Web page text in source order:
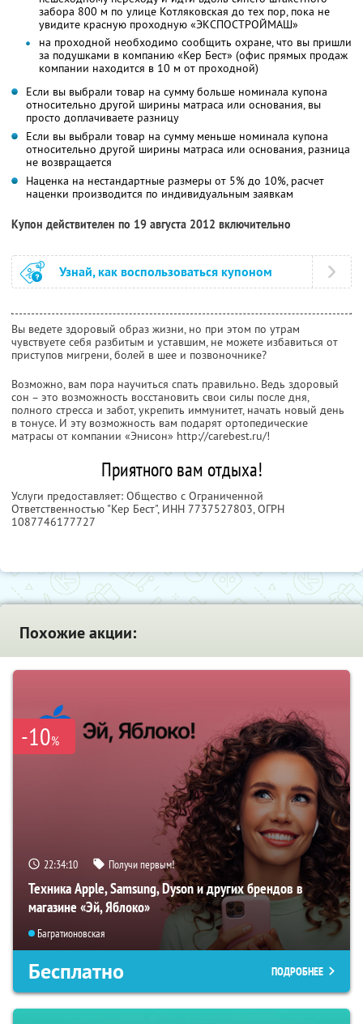
забора 800 м по улице Котляковская до тех пор, пока не
увидите красную проходную «ЭКСПОСТРОЙМАШ»
на проходной необходимо сообщить охране, что вы пришли
за подушками в компанию «Кер Бест» (офис прямых продаж
компании находится в 10 м от проходной)
Если вы выбрали товар на сумму больше номинала купона
относительно другой ширины матраса или основания, вы
просто доплачиваете разницу
Если вы выбрали товар на сумму меньше номинала купона
относительно другой ширины матраса или основания, разница
не возвращается
Наценка на нестандартные размеры от 5% до 10%, расчет
наценки производится по индивидуальным заявкам
Купон действителен по 19 августа 2012 включительно
Узнай, как воспользоваться купоном
Вы ведете здоровый образ жизни, но при этом по утрам
чувствуете себя разбитым и уставшим, не можете избавиться от
приступов мигрени, болей в шее и позвоночнике?
Возможно, вам пора научиться спать правильно. Ведь здоровый
сон – это возможность восстановить свои силы после дня,
полного стресса и забот, укрепить иммунитет, начать новый день
в тонусе. И эту возможность вам подарят ортопедические
матрасы от компании «Энисон» http://carebest.ru/!
Приятного вам отдыха!
Услуги предоставляет: Общество с Ограниченной
Ответственностью "Кер Бест", ИНН 7737527803, ОГРН
1087746177727
Похожие акции:
-10%
22:34:09 Получи первым!
Техника Apple, Samsung, Dyson и других брендов в
магазине «Эй, Яблоко»
Багратионовская
Бесплатно ПОДРОБНЕЕ